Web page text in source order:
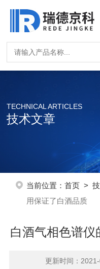
TECHNICAL ARTICLES
技术文章
当前位置： 首页>
用保证了白酒品质
白酒气相色谱仪
更新时间：